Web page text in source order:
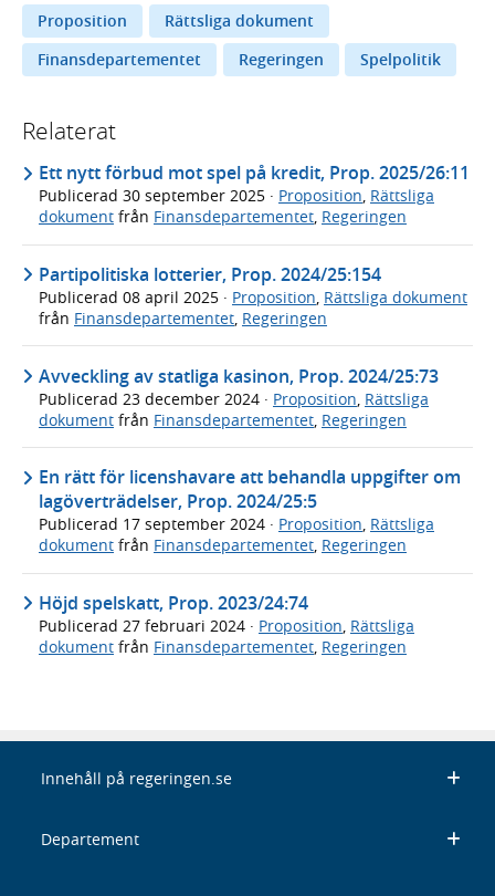
Proposition
Rättsliga dokument
Finansdepartementet
Regeringen Spelpolitik
Relaterat
Ett nytt förbud mot spel på kredit, Prop. 2025/26:11
Publicerad 30 september 2025 · Proposition, Rättsliga
dokument från Finansdepartementet, Regeringen
Partipolitiska lotterier, Prop. 2024/25:154
Publicerad 08 april 2025 · Proposition, Rättsliga dokument
från Finansdepartementet, Regeringen
Avveckling av statliga kasinon, Prop. 2024/25:73
Publicerad 23 december 2024 · Proposition Rättsliga
dokument från Finansdepartementet Regeringen
En rätt för licenshavare att behandla uppgifter om
lagöverträdelser, Prop. 2024/25:5
Publicerad 17 september 2024 · Proposition, Rättsliga
dokument från Finansdepartementet, Regeringen
Höjd spelskatt, Prop. 2023/24:74
Publicerad 27 februari 2024 · Proposition, Rättsliga
dokument från Finansdepartementet, Regeringen
Innehåll på regeringen.se
Departement